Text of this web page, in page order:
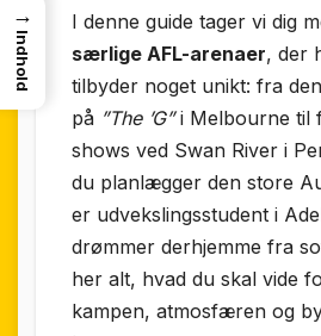
I denne guide tager vi dig
særlige AFL-arenaer, der
tilbyder noget unikt: fra
på ”The ’G”i Melbourne til
shows ved Swan River i
du planlægger den store
er udvekslingsstudent i
drømmer derhjemme fra
her alt, hvad du skal vide
kampen, atmosfæren og
→
Indhold